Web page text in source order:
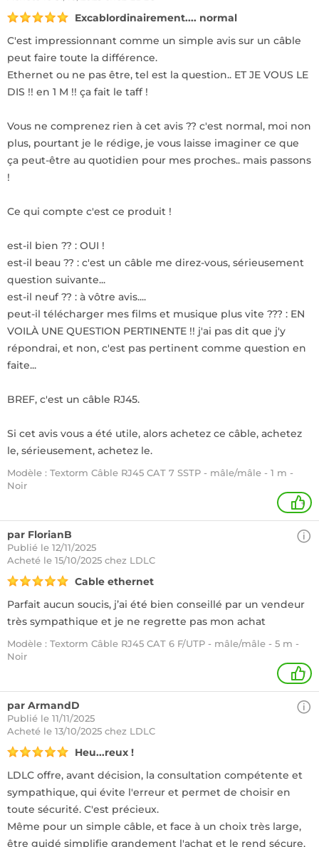
Excablordinairement.... normal
C'est impressionnant comme un simple avis sur un câble
peut faire toute la différence.
Ethernet ou ne pas être, tel est la question.. ET JE VOUS LE
DIS !! en 1 M !! ça fait le taff !
Vous ne comprenez rien à cet avis ?? c'est normal, moi non
plus, pourtant je le rédige, je vous laisse imaginer ce que
ça peut-être au quotidien pour mes proches.. mais passons
!
Ce qui compte c'est ce produit !
est-il bien ?? : OUI !
est-il beau ?? : c'est un câble me direz-vous, sérieusement
question suivante...
est-il neuf ?? : à vôtre avis....
peut-il télécharger mes films et musique plus vite ??? : EN
VOILÀ UNE QUESTION PERTINENTE !! j'ai pas dit que j'y
répondrai, et non, c'est pas pertinent comme question en
faite...
BREF, c'est un câble RJ45.
Si cet avis vous a été utile, alors achetez ce câble, achetez
le, sérieusement, achetez le.
Modèle : Textorm Câble RJ45 CAT 7 SSTP - mâle/mâle - 1 m -
Noir
+
par FlorianB
Publié le 12/11/2025
Acheté le 15/10/2025 chez LDLC
Cable ethernet
Parfait aucun soucis, j’ai été bien conseillé par un vendeur
très sympathique et je ne regrette pas mon achat
Modèle : Textorm Câble RJ45 CAT 6 F/UTP - mâle/mâle - 5 m -
Noir
1
par ArmandD
Publié le 11/11/2025
Acheté le 13/10/2025 chez LDLC
Heu...reux !
LDLC offre, avant décision, la consultation compétente et
sympathique, qui évite l'erreur et permet de choisir en
toute sécurité. C'est précieux.
Même pour un simple câble, et face à un choix très large,
être guidé simplifie grandement l'achat et le rend sécure.